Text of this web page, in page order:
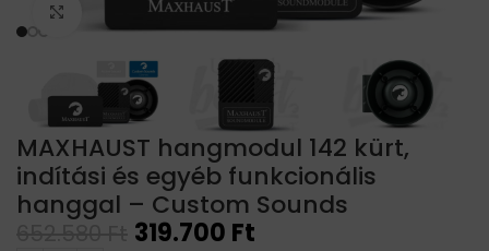
Click to enlarge
MAXHAUST hangmodul 142 kürt,
indítási és egyéb funkcionális
hanggal – Custom Sounds
319.700 Ft